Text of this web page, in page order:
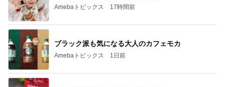
Amebaトピックス 17時間前
ブラック派も気になる大人のカフェモカ
Amebaトピックス 1日前